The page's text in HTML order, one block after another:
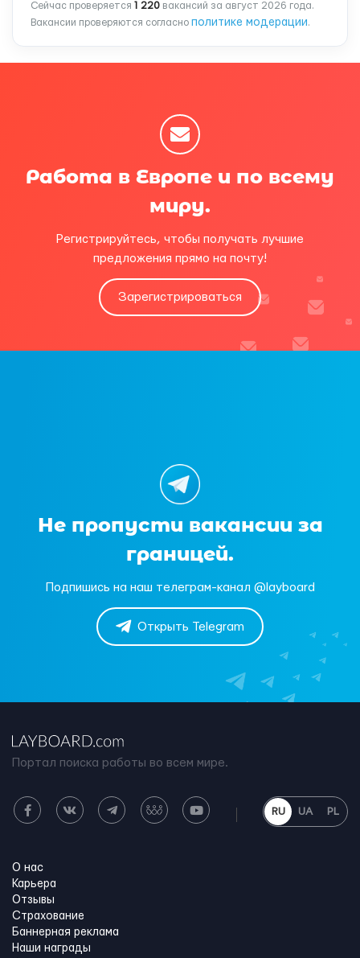
Сейчас проверяется 1 220 вакансий за август 2026 года.
Вакансии проверяются согласно политике модерации.
Работа в Европе и по всему
миру.
Регистрируйтесь, чтобы получать лучшие
предложения прямо на почту!
Зарегистрироваться
Не пропусти вакансии за
границей.
Подпишись на наш телеграм-канал @layboard
Открыть Telegram
Портал поиска работы во всем мире.
RU UA PL
О нас
Карьера
Отзывы
Страхование
Баннерная реклама
Наши награды